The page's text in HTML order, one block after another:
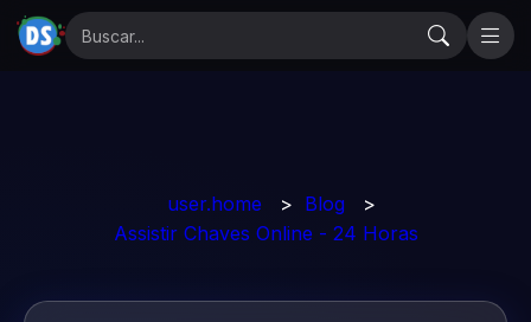
user.home > Blog
>
Assistir Chaves Online - 24 Horas